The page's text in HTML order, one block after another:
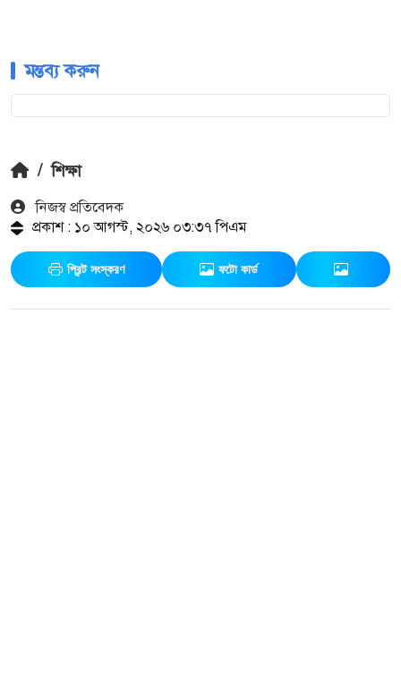
মন্তব্য করুন
/ শিক্ষা
নিজস্ব প্রতিবেদক
প্রকাশ : ১০ আগস্ট, ২০২৬ ০৩:৩৭ পিএম
প্রিন্ট সংস্করণ ফটো কার্ড